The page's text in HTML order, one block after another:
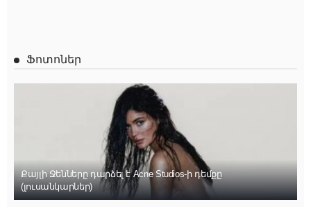
Ֆոտոներ
Քայլի Ջենները դարձել է Acne Studios-ի դեմքը
(լուսանկարներ)